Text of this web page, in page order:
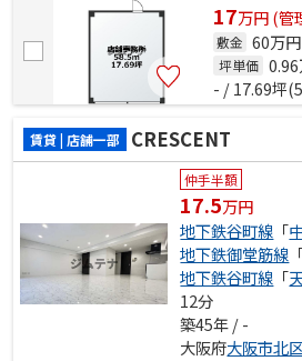
17万円(管
敷金 60万円
坪単価 0.96
- / 17.69坪
賃貸 | 店舗一部 CRESCENT
仲手半額
17.5万円
地下鉄谷町線 「
地下鉄御堂筋線
地下鉄谷町線 「
12分
築45年 / -
大阪府大阪市北